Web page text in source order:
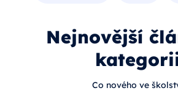
Nejnovější
Co nového ve